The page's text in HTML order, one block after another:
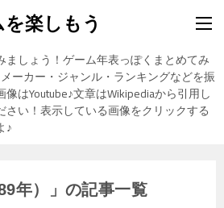
楽しもう
しょう！ゲーム年表っぽくまとめてみ
ーカー・ジャンル・ランキングなどを振
はYoutube♪文章はWikipediaから引用し
い！表示している画像をクリックする
♪
年）」の記事一覧